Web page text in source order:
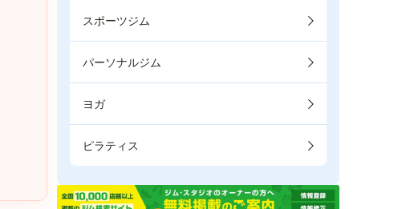
スポーツジム
パーソナルジム
ヨガ
ピラティス